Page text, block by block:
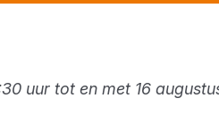
uur tot en met 16